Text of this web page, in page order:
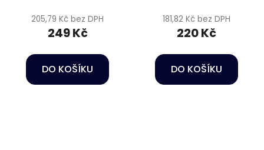
205,79 Kč bez DPH
249 Kč
DO KOŠÍKU
181,82 Kč bez DPH
220 Kč
DO KOŠÍKU